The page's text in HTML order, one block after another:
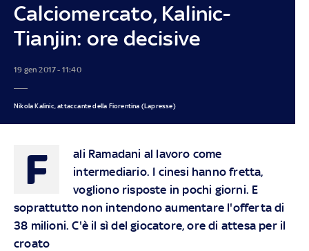
Calciomercato, Kalinic-
Tianjin: ore decisive
19 gen 2017 - 11:40
Nikola Kalinic, attaccante della Fiorentina (Lapresse)
F
ali Ramadani al lavoro come
intermediario. I cinesi hanno fretta,
vogliono risposte in pochi giorni. E
soprattutto non intendono aumentare l'offerta di
38 milioni. C'è il sì del giocatore, ore di attesa per il
croato